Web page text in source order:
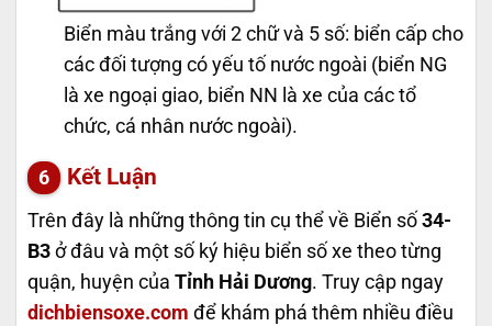
Biển màu trắng với 2 chữ và 5 số: biển cấp cho
các đối tượng có yếu tố nước ngoài (biển NG
là xe ngoại giao, biển NN là xe của các tổ
chức, cá nhân nước ngoài).
Kết Luận
Trên đây là những thông tin cụ thể về Biển số 34-
B3 ở đâu và một số ký hiệu biển số xe theo từng
quận, huyện của Tỉnh Hải Dương. Truy cập ngay
dichbiensoxe.com để khám phá thêm nhiều điều